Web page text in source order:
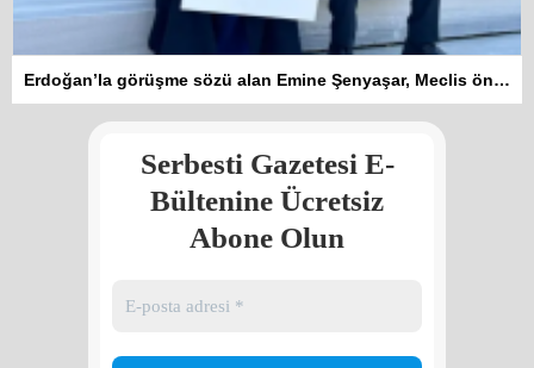
Erdoğan’la görüşme sözü alan Emine Şenyaşar, Meclis önündeki eylemine ara verdi
Serbesti Gazetesi E-
Bültenine Ücretsiz
Abone Olun
Kadına şiddet “Devlet” eliyle
meşrulaştırılıyor
Atilla Yüceak
Colani’nin arkasındaki güç
Faruk eş-Şara mı?
Hark Denklemi